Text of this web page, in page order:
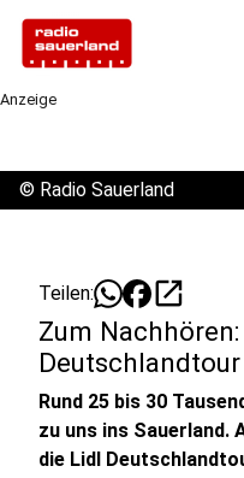
Anzeige
© Radio Sauerland
Teilen: open_in_new
Zum
Deutschlandtour
Rund 25 bis 30
zu uns ins Sauerland.
die Lidl